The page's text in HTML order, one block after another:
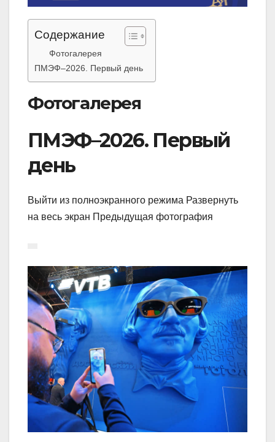
Содержание
Фотогалерея
ПМЭФ–2026. Первый день
Фотогалерея
ПМЭФ–2026. Первый
день
Выйти из полноэкранного режима Развернуть
на весь экран Предыдущая фотография